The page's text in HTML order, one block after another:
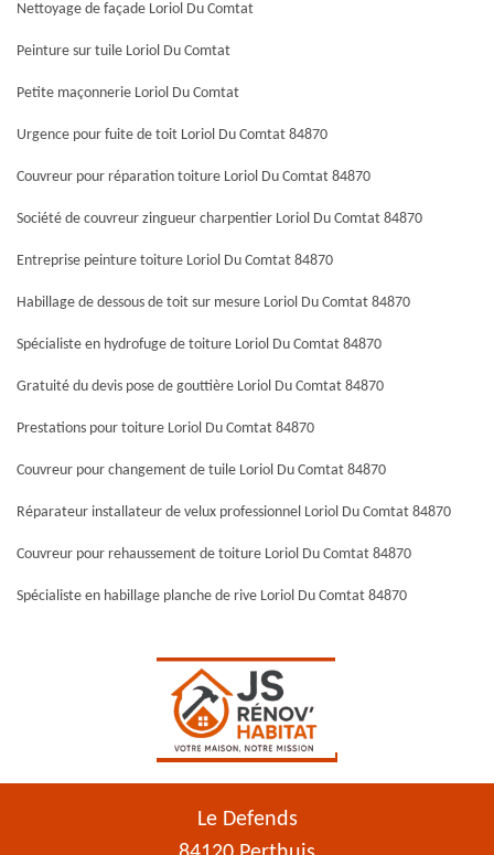
Nettoyage de façade Loriol Du Comtat
Peinture sur tuile Loriol Du Comtat
Petite maçonnerie Loriol Du Comtat
Urgence pour fuite de toit Loriol Du Comtat 84870
Couvreur pour réparation toiture Loriol Du Comtat 84870
Société de couvreur zingueur charpentier Loriol Du Comtat 84870
Entreprise peinture toiture Loriol Du Comtat 84870
Habillage de dessous de toit sur mesure Loriol Du Comtat 84870
Spécialiste en hydrofuge de toiture Loriol Du Comtat 84870
Gratuité du devis pose de gouttière Loriol Du Comtat 84870
Prestations pour toiture Loriol Du Comtat 84870
Couvreur pour changement de tuile Loriol Du Comtat 84870
Réparateur installateur de velux professionnel Loriol Du Comtat 84870
Couvreur pour rehaussement de toiture Loriol Du Comtat 84870
Spécialiste en habillage planche de rive Loriol Du Comtat 84870
Le Defends